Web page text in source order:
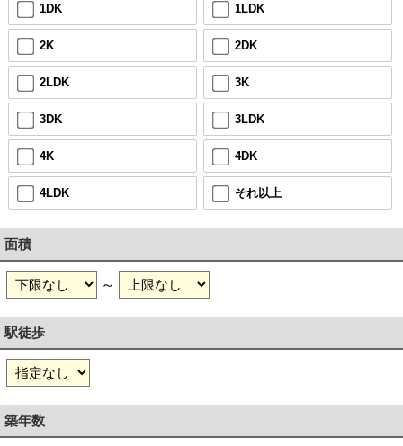
1DK 1LDK
2K 2DK
2LDK 3K
3DK 3LDK
4K 4DK
4LDK それ以上
面積
～
駅徒歩
築年数